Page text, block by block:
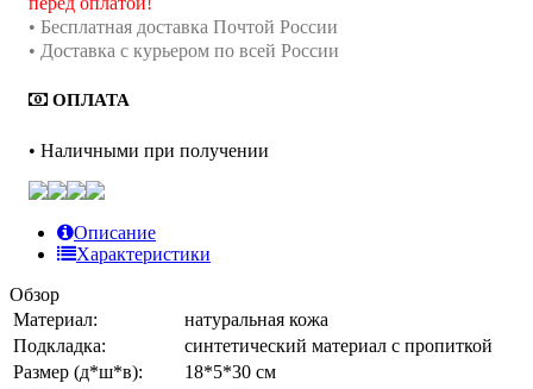
• Бесплатная доставка Почтой России
• Доставка с курьером по всей России
ОПЛАТА
• Наличными при получении
Описание
Характеристики
Обзор
Материал:
натуральная кожа
Подкладка:
синтетический материал с пропиткой
Размер (д*ш*в):
18*5*30 см